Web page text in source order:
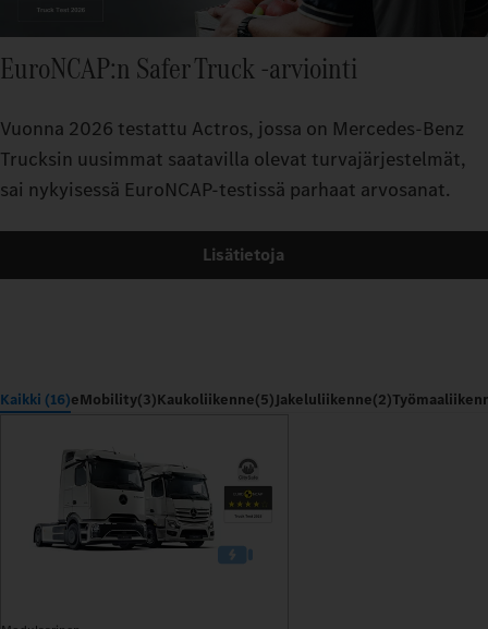
EuroNCAP:n Safer Truck -arviointi
Vuonna 2026 testattu Actros, jossa on Mercedes-Benz
Trucksin uusimmat saatavilla olevat turvajärjestelmät,
sai nykyisessä EuroNCAP-testissä parhaat arvosanat.
Lisätietoja
Kaikki (16)eMobility(3)Kaukoliikenne(5)Jakeluliikenne(2)